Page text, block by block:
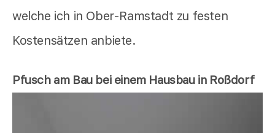
welche ich in Ober-Ramstadt zu festen
Kostensätzen anbiete.
Pfusch am Bau bei einem Hausbau in Roßdorf